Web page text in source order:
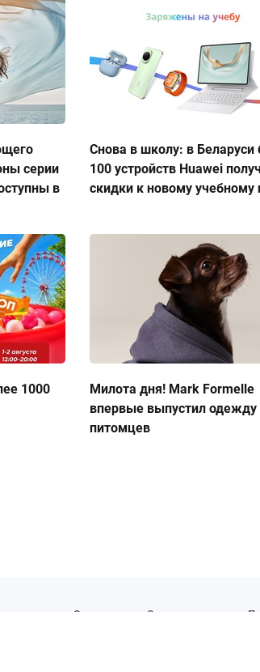
серии
в
Снова в школу: в Беларуси
100 устройств Huawei
скидки к новому учебному
1000
Милота дня! Mark Formelle
впервые выпустил одежду
питомцев
О журнале Сотрудничество